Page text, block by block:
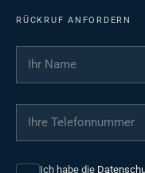
RÜCKRUF ANFORDERN
Ihr Name
Ihre Telefonnummer
Ich habe die